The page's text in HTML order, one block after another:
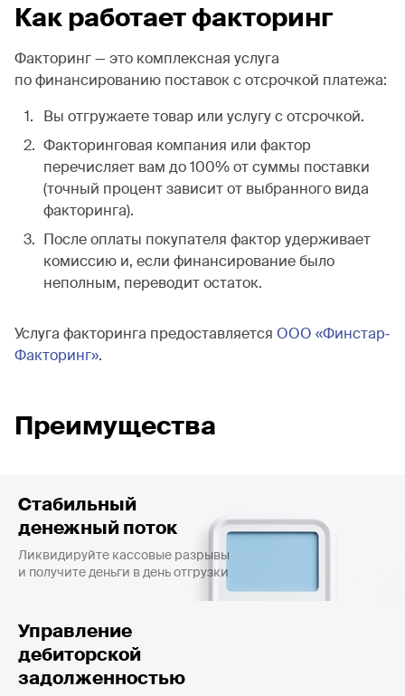
Как работает факторинг
Факторинг — это комплексная услуга
по финансированию поставок с отсрочкой платежа:
Вы отгружаете товар или услугу с отсрочкой.
Факторинговая компания или фактор
перечисляет вам до 100% от суммы поставки
(точный процент зависит от выбранного вида
факторинга).
После оплаты покупателя фактор удерживает
комиссию и, если финансирование было
неполным, переводит остаток.
Услуга факторинга предоставляется ООО «Финстар‐
Факторинг».
Преимущества
Стабильный
денежный поток
Ликвидируйте кассовые разрывы
и получите деньги в день отгрузки
Управление
дебиторской
задолженностью